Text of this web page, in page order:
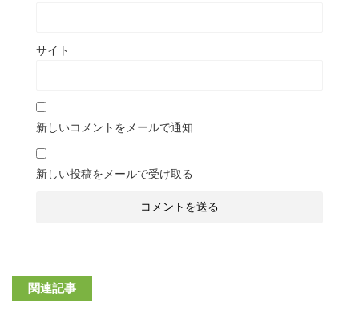
サイト
新しいコメントをメールで通知
新しい投稿をメールで受け取る
関連記事